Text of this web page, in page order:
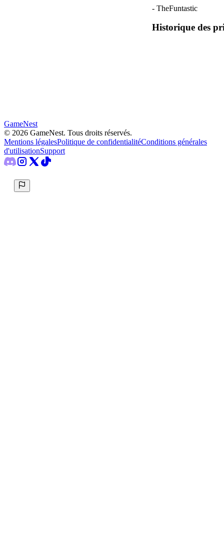
- TheFuntastic
Historique des
GameNest
© 2026 GameNest. Tous droits réservés.
Mentions légalesPolitique de confidentialitéConditions générales
d'utilisationSupport